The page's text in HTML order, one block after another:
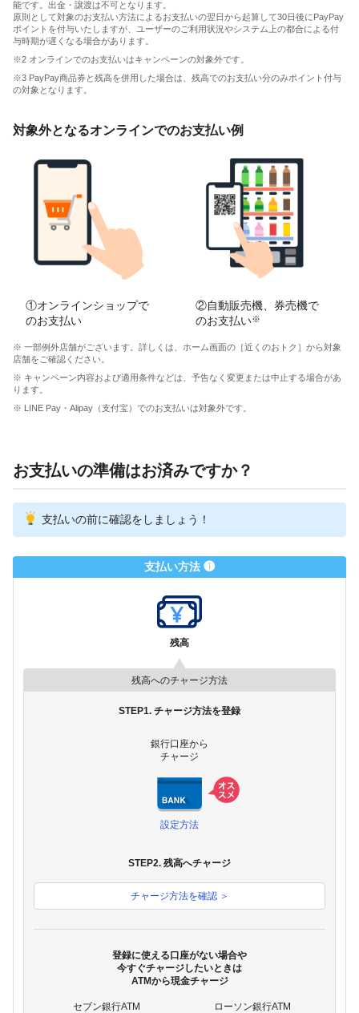
能です。出金・譲渡は不可となります。
原則として対象のお支払い方法によるお支払いの翌日から起算して30日後にPayPay
ポイントを付与いたしますが、ユーザーのご利用状況やシステム上の都合による付
与時期が遅くなる場合があります。
※2 オンラインでのお支払いはキャンペーンの対象外です。
※3 PayPay商品券と残高を併用した場合は、残高でのお支払い分のみポイント付与
の対象となります。
対象外となるオンラインでのお支払い例
①オンラインショップで
のお支払い
②自動販売機、券売機で
のお支払い※
※ 一部例外店舗がございます。詳しくは、ホーム画面の［近くのおトク］から対象
店舗をご確認ください。
※ キャンペーン内容および適用条件などは、予告なく変更または中止する場合があ
ります。
※ LINE Pay・Alipay（支付宝）でのお支払いは対象外です。
お支払いの準備はお済みですか？
支払いの前に確認をしましょう！
支払い方法 ❶
残高
残高へのチャージ方法
STEP1. チャージ方法を登録
銀行口座から
チャージ
設定方法
STEP2. 残高へチャージ
チャージ方法を確認 ＞
登録に使える口座がない場合や
今すぐチャージしたいときは
ATMから現金チャージ
セブン銀行ATM ローソン銀行ATM